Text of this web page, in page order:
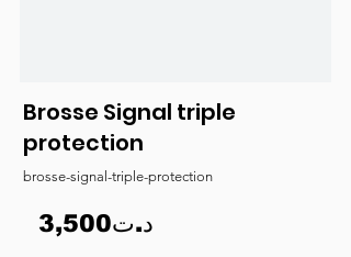
Brosse Signal triple
protection
brosse-signal-triple-protection
3,500د.ت